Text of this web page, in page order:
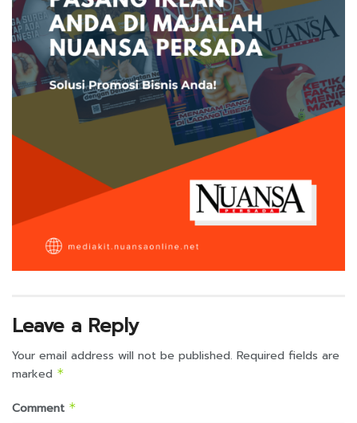
Leave a Reply
Your email address will not be published. Required fields are
marked *
Comment *